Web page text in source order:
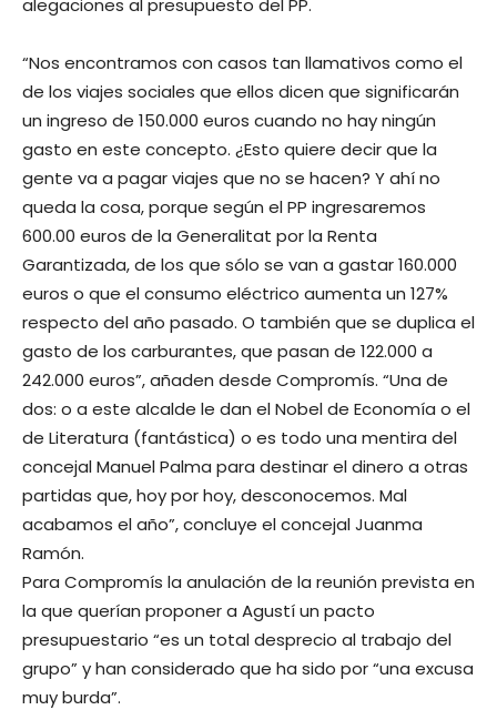
“Nos encontramos con casos tan llamativos como el
de los viajes sociales que ellos dicen que significarán
un ingreso de 150.000 euros cuando no hay ningún
gasto en este concepto. ¿Esto quiere decir que la
gente va a pagar viajes que no se hacen? Y ahí no
queda la cosa, porque según el PP ingresaremos
600.00 euros de la Generalitat por la Renta
Garantizada, de los que sólo se van a gastar 160.000
euros o que el consumo eléctrico aumenta un 127%
respecto del año pasado. O también que se duplica el
gasto de los carburantes, que pasan de 122.000 a
242.000 euros”, añaden desde Compromís. “Una de
dos: o a este alcalde le dan el Nobel de Economía o el
de Literatura (fantástica) o es todo una mentira del
concejal Manuel Palma para destinar el dinero a otras
partidas que, hoy por hoy, desconocemos. Mal
acabamos el año”, concluye el concejal Juanma
Ramón.
Para Compromís la anulación de la reunión prevista en
la que querían proponer a Agustí un pacto
presupuestario “es un total desprecio al trabajo del
grupo” y han considerado que ha sido por “una excusa
muy burda”.